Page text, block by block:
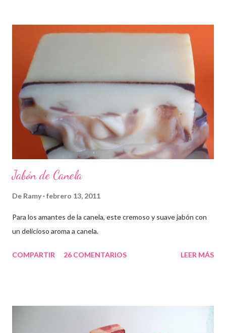
Jabón de Canela
De Ramy febrero 13, 2011
Para los amantes de la canela, este cremoso y suave jabón con
un delicioso aroma a canela.
COMPARTIR 26 COMENTARIOS LEER MÁS